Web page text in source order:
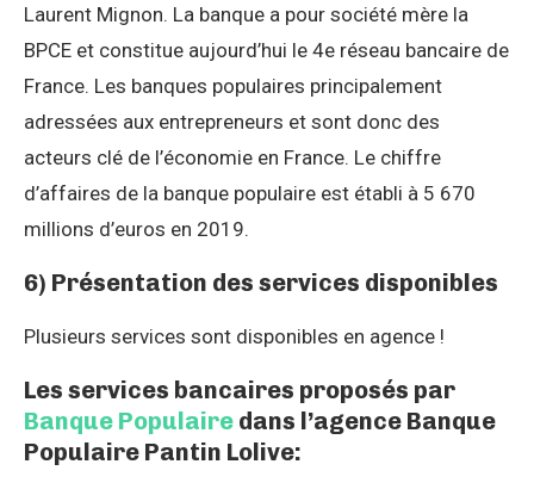
Laurent Mignon. La banque a pour société mère la
BPCE et constitue aujourd’hui le 4e réseau bancaire de
France. Les banques populaires principalement
adressées aux entrepreneurs et sont donc des
acteurs clé de l’économie en France. Le chiffre
d’affaires de la banque populaire est établi à 5 670
millions d’euros en 2019.
6) Présentation des services disponibles
Plusieurs services sont disponibles en agence !
Les services bancaires proposés par
Banque Populaire dans l’agence Banque
Populaire Pantin Lolive: